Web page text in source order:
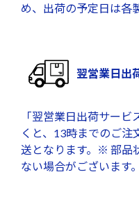
め、出荷の予定日は各
翌営業日出
「翌営業日出荷サー
くと、13時までのご注
送となります。※ 部品
ない場合がございます。